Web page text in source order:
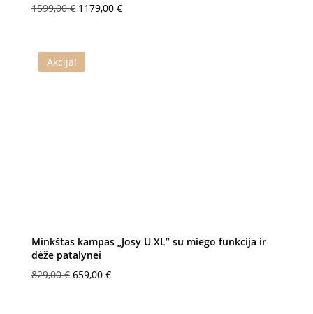
1599,00€ Original
1599,00 €.
1179,00 €Current
Akcija!
Minkštas kampas „Josy U XL” su miego funkcija ir
dėže patalynei
829,00€ Original
659,00 €Current